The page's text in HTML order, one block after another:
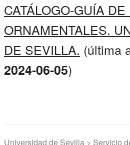
CATÁLOGO-GUÍA
ORNAMENTALES.
DE SEVILLA. (última
2024-06-05)
Universidad de Sevilla > Servicio